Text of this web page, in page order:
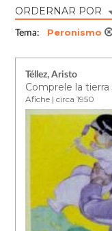
ORDERNAR POR
Tema: Peronismo
Téllez, Aristo
Comprele la
Afiche | circa 1950